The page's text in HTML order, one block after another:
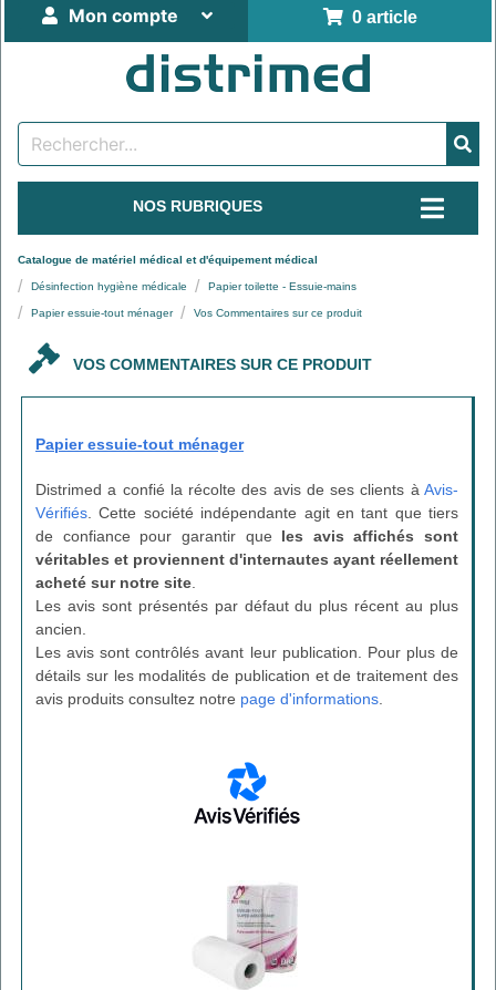
0 article
Mon compte
NOS RUBRIQUES
Catalogue de matériel médical et d'équipement médical
Désinfection hygiène médicale Papier toilette - Essuie-mains
Papier essuie-tout ménager Vos Commentaires sur ce produit
VOS COMMENTAIRES SUR CE PRODUIT
Papier essuie-tout ménager
Distrimed a confié la récolte des avis de ses clients à Avis-
Vérifiés . Cette société indépendante agit en tant que tiers
de confiance pour garantir que les avis affichés sont
véritables et proviennent d'internautes ayant réellement
acheté sur notre site
Les avis sont présentés par défaut du plus récent au plus
ancien.
Les avis sont contrôlés avant leur publication. Pour plus de
détails sur les modalités de publication et de traitement des
avis produits consultez notre page d'informations